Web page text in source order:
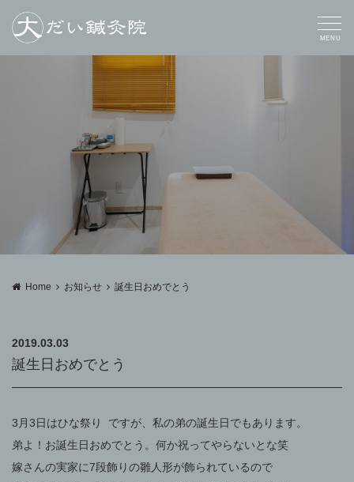
MENU
Home お知らせ 誕生日おめでとう
2019.03.03
誕生日おめでとう
3月3日はひな祭り ですが、私の弟の誕生日でもあります。
弟よ！お誕生日おめでとう。何か祝ってやらないとな笑
嫁さんの実家に7段飾りの雛人形が飾られているので